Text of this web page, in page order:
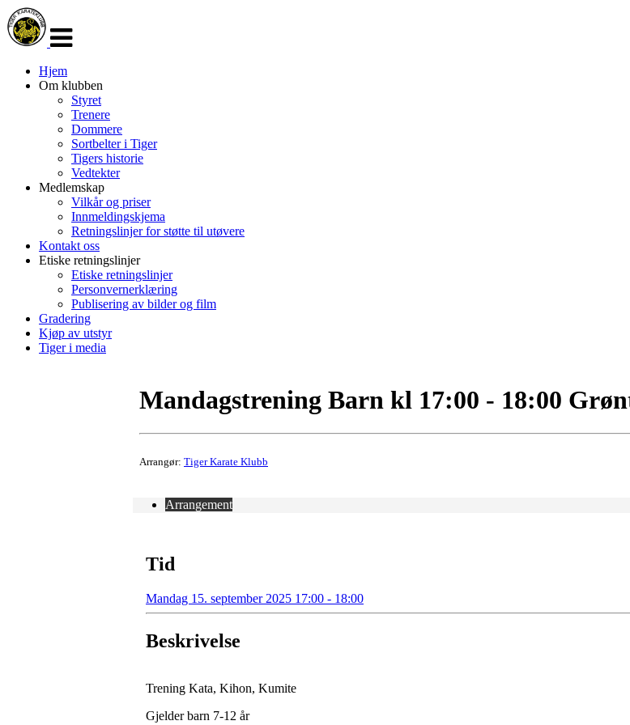
navigasjon
Hjem
Om klubben
Styret
Trenere
Dommere
Sortbelter i Tiger
Tigers historie
Vedtekter
Medlemskap
Vilkår og priser
Innmeldingskjema
Retningslinjer for støtte til utøvere
Kontakt oss
Etiske retningslinjer
Etiske retningslinjer
Personvernerklæring
Publisering av bilder og film
Gradering
Kjøp av utstyr
Tiger i media
Mandagstrening Barn kl 17:00 - 18:00
Arrangør: Tiger Karate Klubb
Arrangement
Tid
Mandag 15. september 2025 17:00 - 18:00
Beskrivelse
Trening Kata, Kihon, Kumite
Gjelder barn 7-12 år